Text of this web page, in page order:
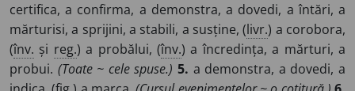
certifica, a confirma, a demonstra, a dovedi, a întări, a
mărturisi, a sprijini, a stabili, a susține, (livr.) a corobora,
(înv. și reg.) a probălui, (înv.) a încredința, a mărturi, a
probui. (Toate ~ cele spuse.) 5. a demonstra, a dovedi, a